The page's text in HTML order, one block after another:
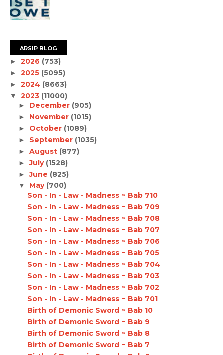
ARSIP BLOG
► 2026 (753)
► 2025 (5095)
► 2024 (8663)
▼ 2023 (11000)
► December (905)
► November (1015)
► October (1089)
► September (1035)
► August (877)
►July (1528)
►June (825)
▼ May (700)
Son - In - Law - Madness ~ Bab 710
Son - In - Law - Madness ~ Bab 709
Son - In - Law - Madness ~ Bab 708
Son - In - Law - Madness ~ Bab 707
Son - In - Law - Madness ~ Bab 706
Son - In - Law - Madness ~ Bab 705
Son - In - Law - Madness ~ Bab 704
Son - In - Law - Madness ~ Bab 703
Son - In - Law - Madness ~ Bab 702
Son - In - Law - Madness ~ Bab 701
Birth of Demonic Sword ~ Bab 10
Birth of Demonic Sword ~ Bab 9
Birth of Demonic Sword ~ Bab 8
Birth of Demonic Sword ~ Bab 7